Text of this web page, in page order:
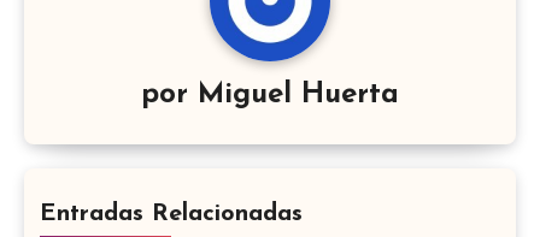
por Miguel Huerta
Entradas Relacionadas